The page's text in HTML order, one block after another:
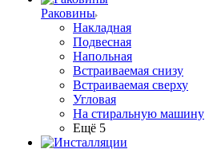
Раковины
Накладная
Подвесная
Напольная
Встраиваемая снизу
Встраиваемая сверху
Угловая
На стиральную машину
Ещё 5